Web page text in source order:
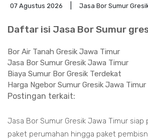
07 Agustus 2026 Jasa Bor Sumur
Daftar isi Jasa Bor Sumur
Bor Air Tanah Gresik Jawa Timur
Jasa Bor Sumur Gresik Jawa Timur
Biaya Sumur Bor Gresik Terdekat
Harga Ngebor Sumur Gresik Jawa Timur
Postingan terkait:
Jasa Bor Sumur Gresik Jawa Timur
paket perumahan hingga paket